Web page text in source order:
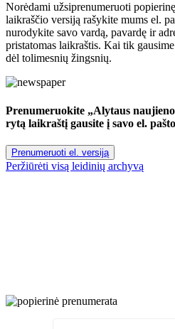
Norėdami užsiprenumeruoti
laikraščio versiją rašykite mums el.
nurodykite savo vardą, pavardę ir
pristatomas laikraštis. Kai tik
dėl tolimesnių žingsnių.
Prenumeruokite „Alytaus
rytą laikraštį gausite į savo el.
Prenumeruoti el. versiją
Peržiūrėti visą leidinių archyvą